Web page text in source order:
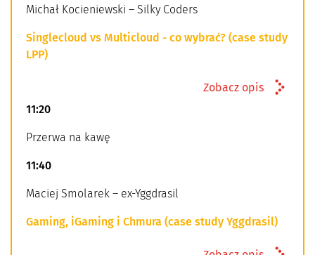
Michał Kocieniewski – Silky Coders
Singlecloud vs Multicloud - co wybrać? (case study
LPP)
Zobacz opis
11:20
Przerwa na kawę
11:40
Maciej Smolarek – ex-Yggdrasil
Gaming, iGaming i Chmura (case study Yggdrasil)